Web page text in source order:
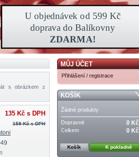
s obrázkem z
135 Kčs DPH
159 Kčs DPH
MŮJ ÚČET
Přihlášení / registrace
KOŠÍK
Žádné produkty
Dopravné 0 Kč
Celkem 0 Kč
Košík K pokladně